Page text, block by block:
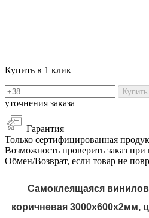
Купить в 1 клик
Купить
уточнения заказа
Гарантия
Только сертифицированная
Возможность проверить заказ
Обмен/Возврат, если товар не
Самоклеящаяся
коричневая 3000х600х2мм,